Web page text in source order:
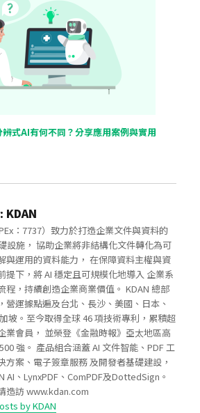
式AI有何不同？分享應用案例與實用
KDAN
：7737）致力於打造企業文件與資料的
設施， 協助企業將非結構化文件轉化為可
與運用的資料能力， 在保障資料主權與資
提下，將 AI 穩定且可規模化地導入 企業系
程，持續創造企業商業價值。 KDAN 總部
營運據點遍及台北、長沙、美國、日本、
坡。至今取得全球 46 項技術專利，累積超
業會員， 並榮登《金融時報》亞太地區高
強。 產品組合涵蓋 AI 文件智能、PDF 工
方案、電子簽章服務 及開發者基礎建設，
AI、LynxPDF、ComPDF及DottedSign。
造訪 www.kdan.com
by KDAN